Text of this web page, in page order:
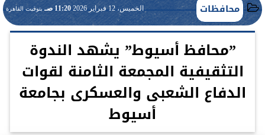
محافظات الخميس، 12 فبراير 2026 11:20 صـ بتوقيت القاهرة
”محافظ أسيوط” يشهد الندوة
التثقيفية المجمعة الثامنة لقوات
الدفاع الشعبى والعسكرى بجامعة
أسيوط